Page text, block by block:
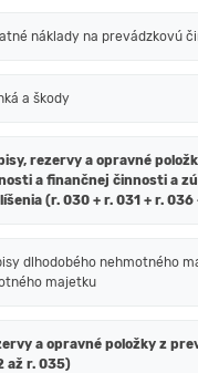
náklady na prevádzkovú
a škody
rezervy a opravné
a finančnej činnosti a
(r. 030 + r. 031 + r. 036
dlhodobého nehmotného
majetku
a opravné položky z
až r. 035)